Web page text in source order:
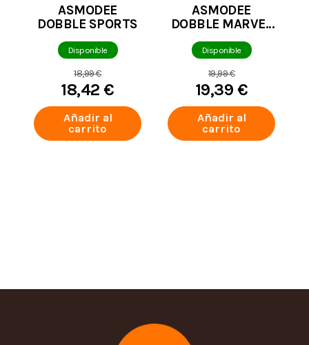
ASMODEE
DOBBLE SPORTS
Disponible
18,99 €
18,42 €
Añadir al
carrito
ASMODEE
DOBBLE MARVEL
SPIDERMAN
Disponible
19,99 €
19,39 €
Añadir al
carrito